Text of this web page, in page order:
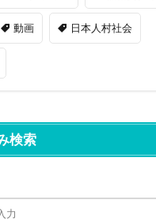
動画 日本人村社会
検索